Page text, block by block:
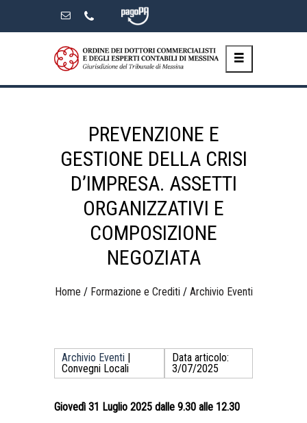
PREVENZIONE E
GESTIONE DELLA CRISI
D’IMPRESA. ASSETTI
ORGANIZZATIVI E
COMPOSIZIONE
NEGOZIATA
Home / Formazione e Crediti / Archivio Eventi
Archivio Eventi
Convegni Locali
Data articolo:
3/07/2025
Giovedì 31 Luglio 2025 dalle 9.30 alle 12.30